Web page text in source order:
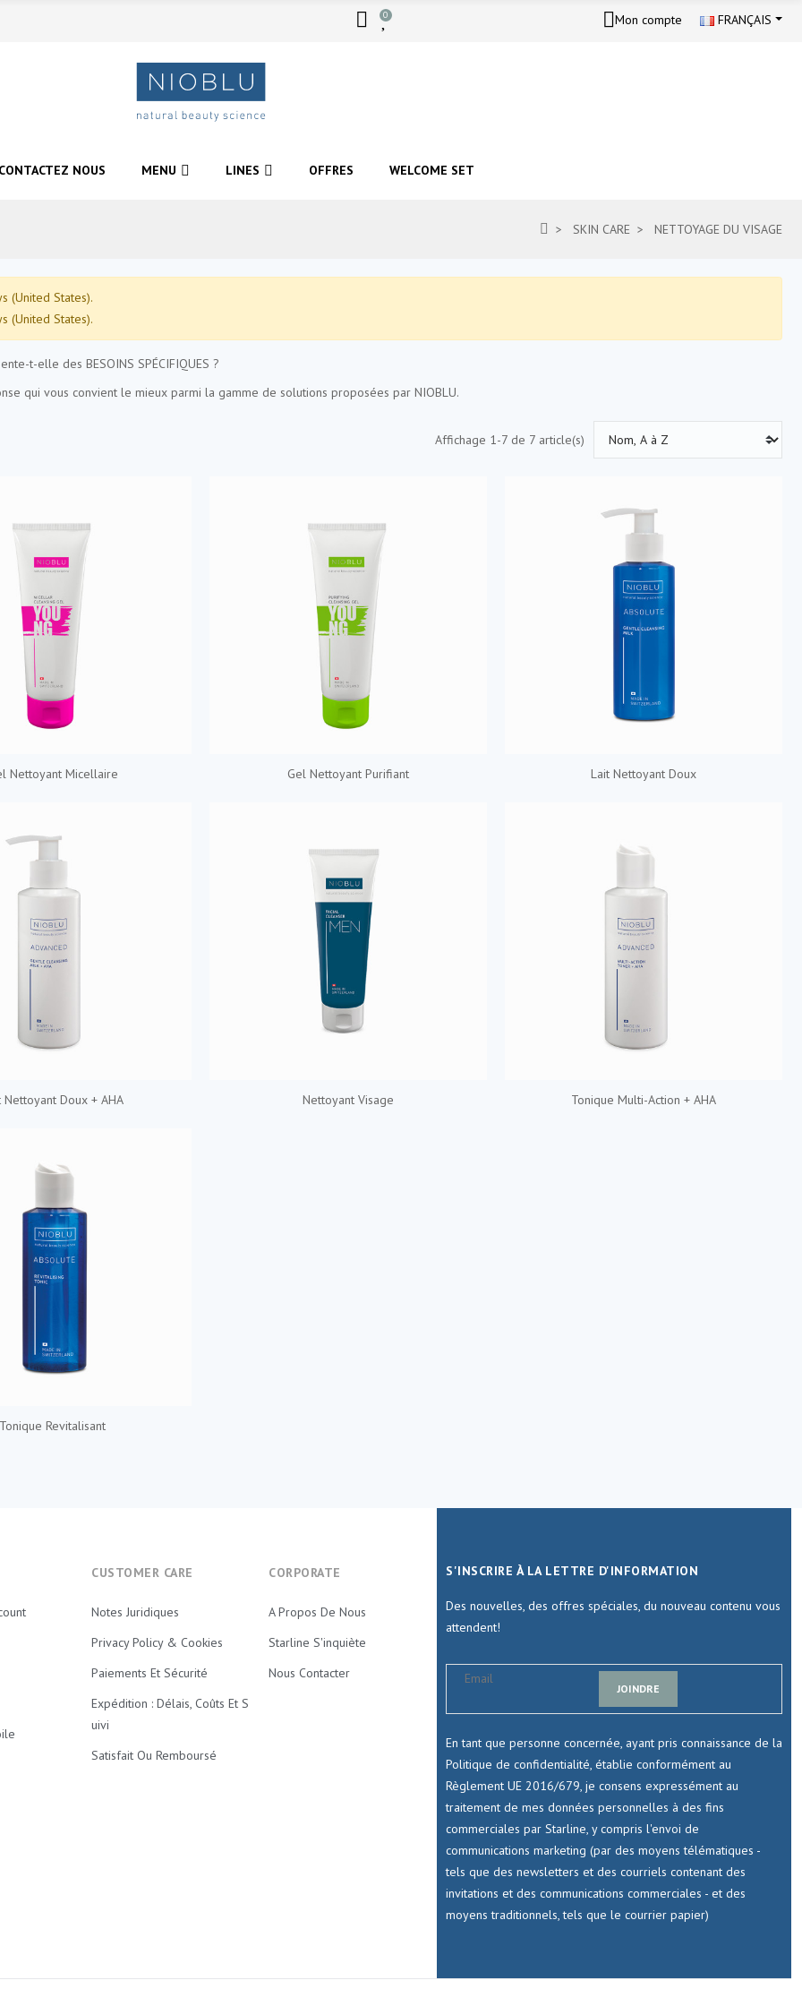
0 Mon compte FRANÇAIS
NOUS MENU LINES OFFRES WELCOME SET
SKIN CARE NETTOYAGE DU VISAGE
(United States).
(United States).
t-elle des BESOINS SPÉCIFIQUES ?
qui vous convient le mieux parmi la gamme de solutions proposées par NIOBLU.
Affichage 1-7 de 7 article(s)
Nettoyant Micellaire Gel Nettoyant Purifiant Lait Nettoyant Doux
Nettoyant Doux + AHA Nettoyant Visage Tonique Multi-Action + AHA
Tonique Revitalisant
CUSTOMER CARE
Notes Juridiques
Privacy Policy & Cookies
Paiements Et Sécurité
Expédition : Délais, Coûts Et S
Uivi
Satisfait Ou Remboursé
CORPORATE
A Propos De Nous
Starline S'inquiète
Nous Contacter
S'INSCRIRE À LA LETTRE D'INFORMATION
Des nouvelles, des offres spéciales, du nouveau contenu vous
attendent!
JOINDRE
En tant que personne concernée, ayant pris connaissance de la
Politique de confidentialité, établie conformément au
Règlement UE 2016/679, je consens expressément au
traitement de mes données personnelles à des fins
commerciales par Starline, y compris l'envoi de
communications marketing (par des moyens télématiques -
tels que des newsletters et des courriels contenant des
invitations et des communications commerciales - et des
moyens traditionnels, tels que le courrier papier)